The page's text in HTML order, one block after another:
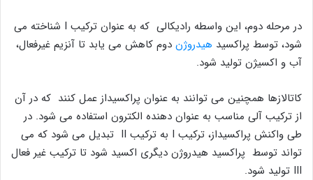
در مرحله دوم، این واسطه رادیکالی که به عنوان ترکیب I شناخته می
شود، توسط پراکسید هیدروژن دوم کاهش می یابد تا آنزیم غیرفعال،
آب و اکسیژن تولید شود.
کاتالازها همچنین می توانند به عنوان پراکسیداز عمل کنند که در آن
از ترکیب آلی مناسب به عنوان دهنده الکترون استفاده می شود. در
طی واکنش پراکسیداز، ترکیب I به ترکیب II تبدیل می شود که می
تواند توسط پراکسید هیدروژن دیگری اکسید شود تا ترکیب غیر فعال
III تولید شود.